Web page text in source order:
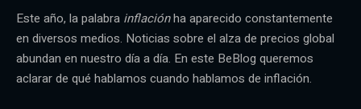
Este año, la palabra inflaciónha aparecido constantemente
en diversos medios. Noticias sobre el alza de precios global
abundan en nuestro día a día. En este BeBlog queremos
aclarar de qué hablamos cuando hablamos de inflación.